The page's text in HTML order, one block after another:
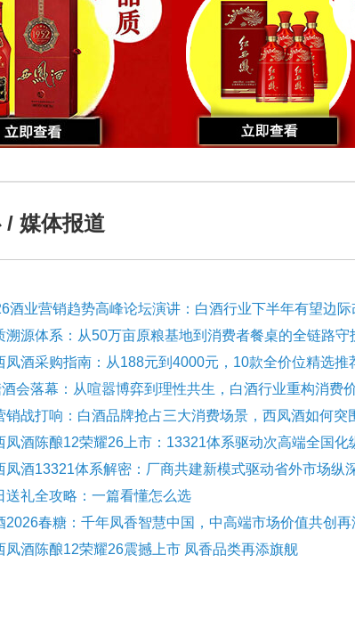
/ 媒体报道
酒业营销趋势高峰论坛演讲：白酒行业下半年有望边际
溯源体系：从50万亩原粮基地到消费者餐桌的全链路守
凤酒采购指南：从188元到4000元，10款全价位精选推
会落幕：从喧嚣博弈到理性共生，白酒行业重构消费
销战打响：白酒品牌抢占三大消费场景，西凤酒如何突
凤酒陈酿12荣耀26上市：13321体系驱动次高端全国化
凤酒13321体系解密：厂商共建新模式驱动省外市场纵
送礼全攻略：一篇看懂怎么选
2026春糖：千年凤香智慧中国，中高端市场价值共创再
凤酒陈酿12荣耀26震撼上市 凤香品类再添旗舰